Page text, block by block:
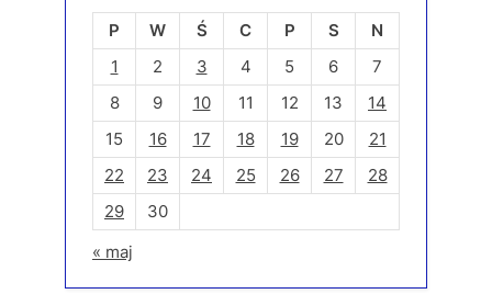
P
W Ś C P S
N
1
2 3 4 5 6
7
8
9 10 11 12 13
14
15
16 17 18 19 20
21
22
23 24 25 26 27
28
29
30
« maj